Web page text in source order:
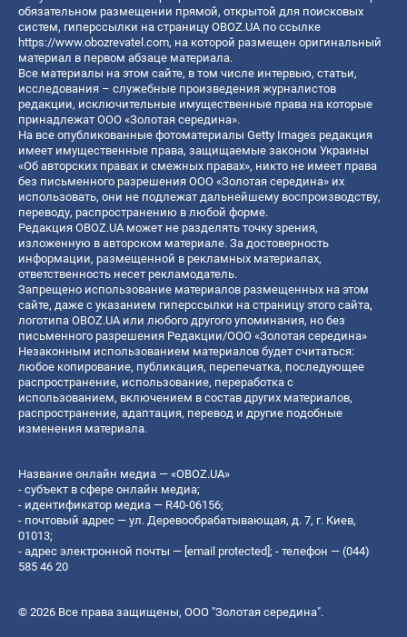
обязательном размещении прямой, открытой для поисковых
систем, гиперссылки на страницу OBOZ.UA по ссылке
https://www.obozrevatel.com, на которой размещен оригинальный
материал в первом абзаце материала.
Все материалы на этом сайте, в том числе интервью, статьи,
исследования – служебные произведения журналистов
редакции, исключительные имущественные права на которые
принадлежат ООО «Золотая середина».
На все опубликованные фотоматериалы Getty Images редакция
имеет имущественные права, защищаемые законом Украины
«Об авторских правах и смежных правах», никто не имеет права
без письменного разрешения ООО «Золотая середина» их
использовать, они не подлежат дальнейшему воспроизводству,
переводу, распространению в любой форме.
Редакция OBOZ.UA может не разделять точку зрения,
изложенную в авторском материале. За достоверность
информации, размещенной в рекламных материалах,
ответственность несет рекламодатель.
Запрещено использование материалов размещенных на этом
сайте, даже с указанием гиперссылки на страницу этого сайта,
логотипа OBOZ.UA или любого другого упоминания, но без
письменного разрешения Редакции/ООО «Золотая середина»
Незаконным использованием материалов будет считаться:
любое копирование, публикация, перепечатка, последующее
распространение, использование, переработка с
использованием, включением в состав других материалов,
распространение, адаптация, перевод и другие подобные
изменения материала.
Название онлайн медиа — «OBOZ.UA»
- субъект в сфере онлайн медиа;
- идентификатор медиа — R40-06156;
- почтовый адрес — ул. Деревообрабатывающая, д. 7, г. Киев,
01013;
- адрес электронной почты — [email protected]; - телефон — (044)
585 46 20
© 2026 Все права защищены, ООО "Золотая середина".